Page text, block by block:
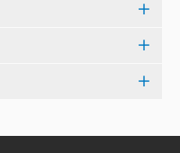
大学動物医療センタ